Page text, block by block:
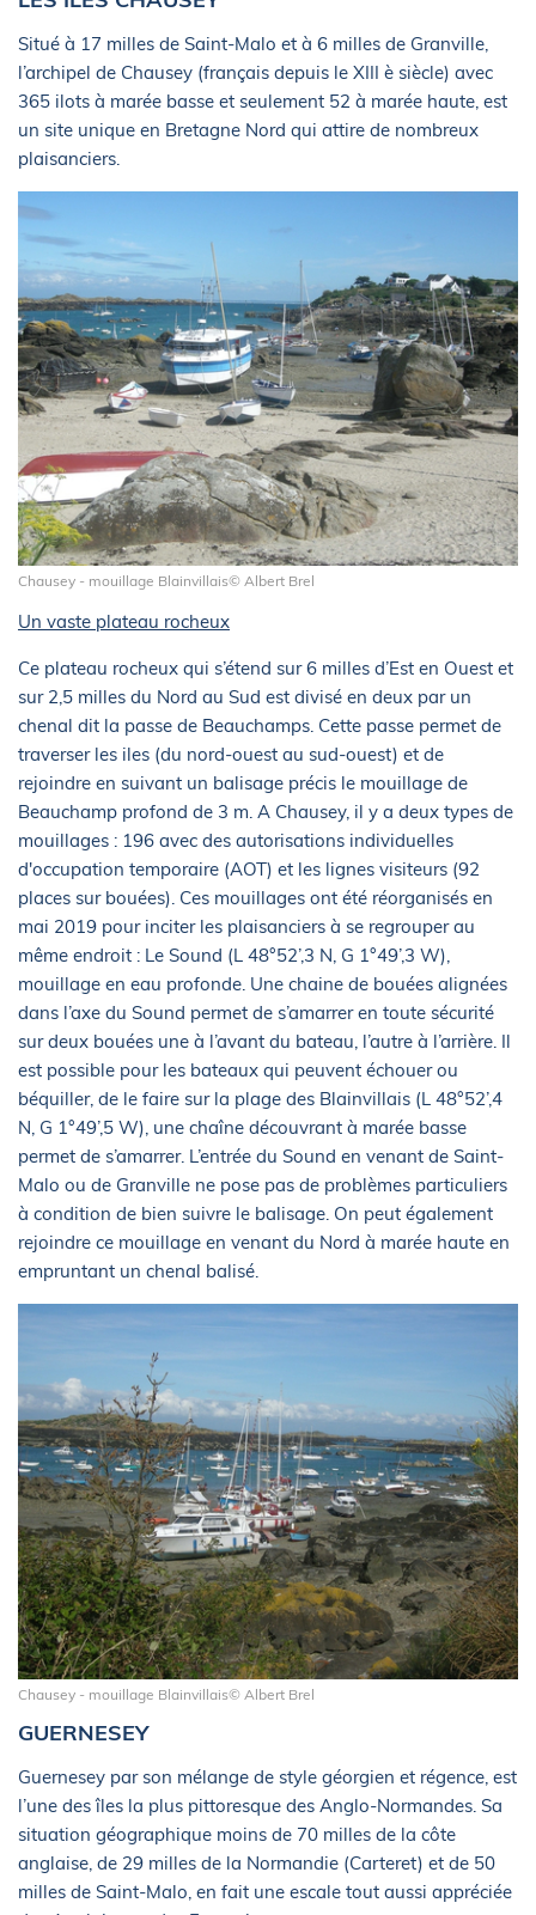
Situé à 17 milles de Saint-Malo et à 6 milles de Granville,
l’archipel de Chausey (français depuis le XIII è siècle) avec
365 ilots à marée basse et seulement 52 à marée haute, est
un site unique en Bretagne Nord qui attire de nombreux
plaisanciers.
Chausey - mouillage Blainvillais© Albert Brel
Un vaste plateau rocheux
Ce plateau rocheux qui s’étend sur 6 milles d’Est en Ouest et
sur 2,5 milles du Nord au Sud est divisé en deux par un
chenal dit la passe de Beauchamps. Cette passe permet de
traverser les iles (du nord-ouest au sud-ouest) et de
rejoindre en suivant un balisage précis le mouillage de
Beauchamp profond de 3 m. A Chausey, il y a deux types de
mouillages : 196 avec des autorisations individuelles
d'occupation temporaire (AOT) et les lignes visiteurs (92
places sur bouées). Ces mouillages ont été réorganisés en
mai 2019 pour inciter les plaisanciers à se regrouper au
même endroit : Le Sound (L 48°52’,3 N, G 1°49’,3 W),
mouillage en eau profonde. Une chaine de bouées alignées
dans l’axe du Sound permet de s’amarrer en toute sécurité
sur deux bouées une à l’avant du bateau, l’autre à l’arrière. Il
est possible pour les bateaux qui peuvent échouer ou
béquiller, de le faire sur la plage des Blainvillais (L 48°52’,4
N, G 1°49’,5 W), une chaîne découvrant à marée basse
permet de s’amarrer. L’entrée du Sound en venant de Saint-
Malo ou de Granville ne pose pas de problèmes particuliers
à condition de bien suivre le balisage. On peut également
rejoindre ce mouillage en venant du Nord à marée haute en
empruntant un chenal balisé.
Chausey - mouillage Blainvillais© Albert Brel
GUERNESEY
Guernesey par son mélange de style géorgien et régence, est
l’une des îles la plus pittoresque des Anglo-Normandes. Sa
situation géographique moins de 70 milles de la côte
anglaise, de 29 milles de la Normandie (Carteret) et de 50
milles de Saint-Malo, en fait une escale tout aussi appréciée